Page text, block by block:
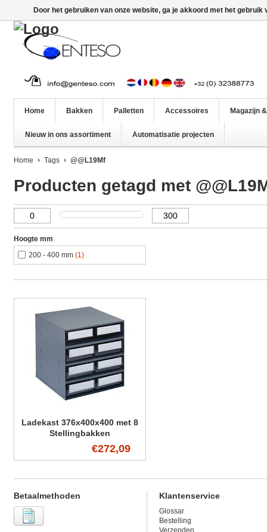
Home Bakken Palletten Accessoires Magazijn
Nieuw in ons assortiment Automatisatie projecten
Home Tags @@L19Mf
Producten getagd met
Hoogte mm
200 - 400 mm (1)
Ladekast 376x400x400 met 8
Stellingbakken
€272,09
Betaalmethoden Klantenservice
Glossar
Bestelling
Verzenden
Door het gebruiken van onze website, ga je akkoord met het